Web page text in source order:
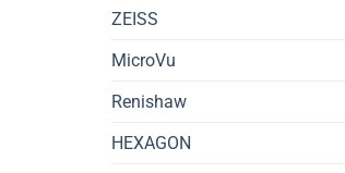
ZEISS
MicroVu
Renishaw
HEXAGON